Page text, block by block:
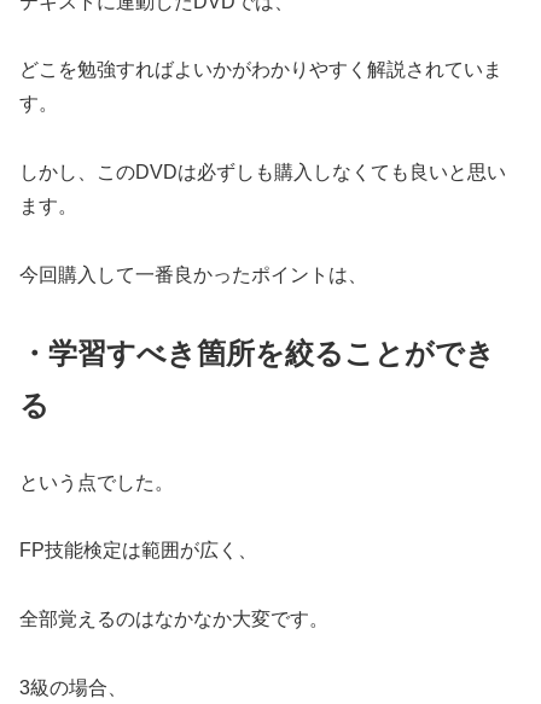
どこを勉強すればよいかがわかりやすく解説されていま
す。
しかし、このDVDは必ずしも購入しなくても良いと思い
ます。
今回購入して一番良かったポイントは、
・学習すべき箇所を絞ることができ
る
という点でした。
FP技能検定は範囲が広く、
全部覚えるのはなかなか大変です。
3級の場合、